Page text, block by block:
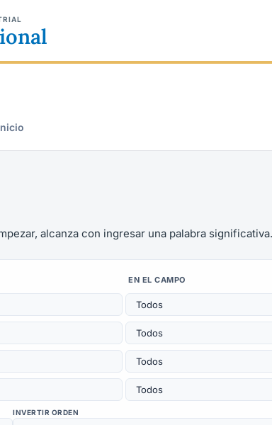
alcanza con ingresar una palabra significativa.
INVERTIR ORDEN
EN EL CAMPO